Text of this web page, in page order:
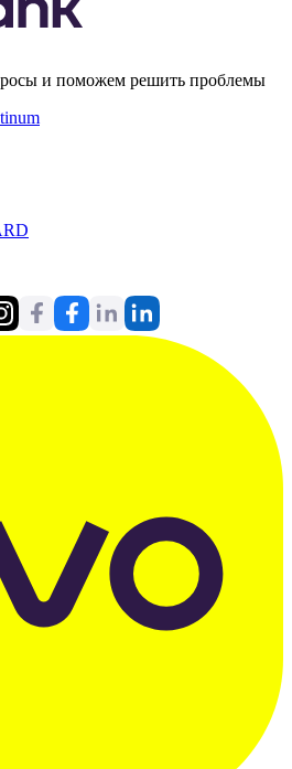
и поможем решить проблемы